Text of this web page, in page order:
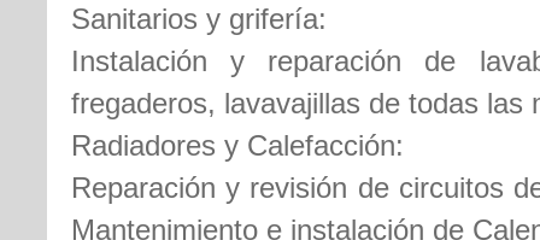
Sanitarios y grifería:
Instalación y reparación de
fregaderos, lavavajillas de todas las
Radiadores y Calefacción:
Reparación y revisión de circuitos
Mantenimiento e instalación de